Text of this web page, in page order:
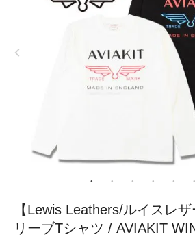
【Lewis Leathers/ルイスレ
リーブTシャツ / AVIAKIT